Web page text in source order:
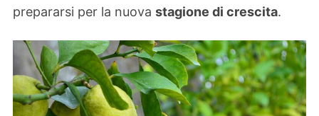
prepararsi per la nuova stagione di crescita.